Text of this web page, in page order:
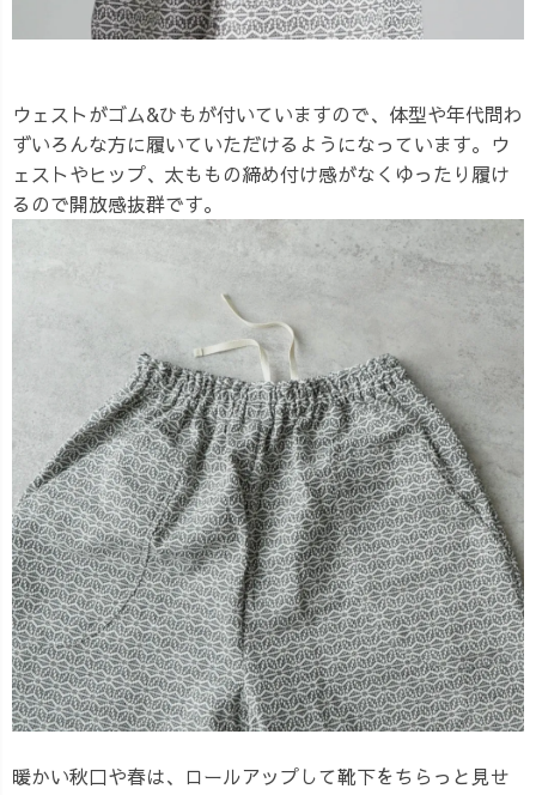
ウェストがゴム&ひもが付いていますので、体型や年代問わ
ずいろんな方に履いていただけるようになっています。ウ
ェストやヒップ、太ももの締め付け感がなくゆったり履け
るので開放感抜群です。
暖かい秋口や春は、ロールアップして靴下をちらっと見せ